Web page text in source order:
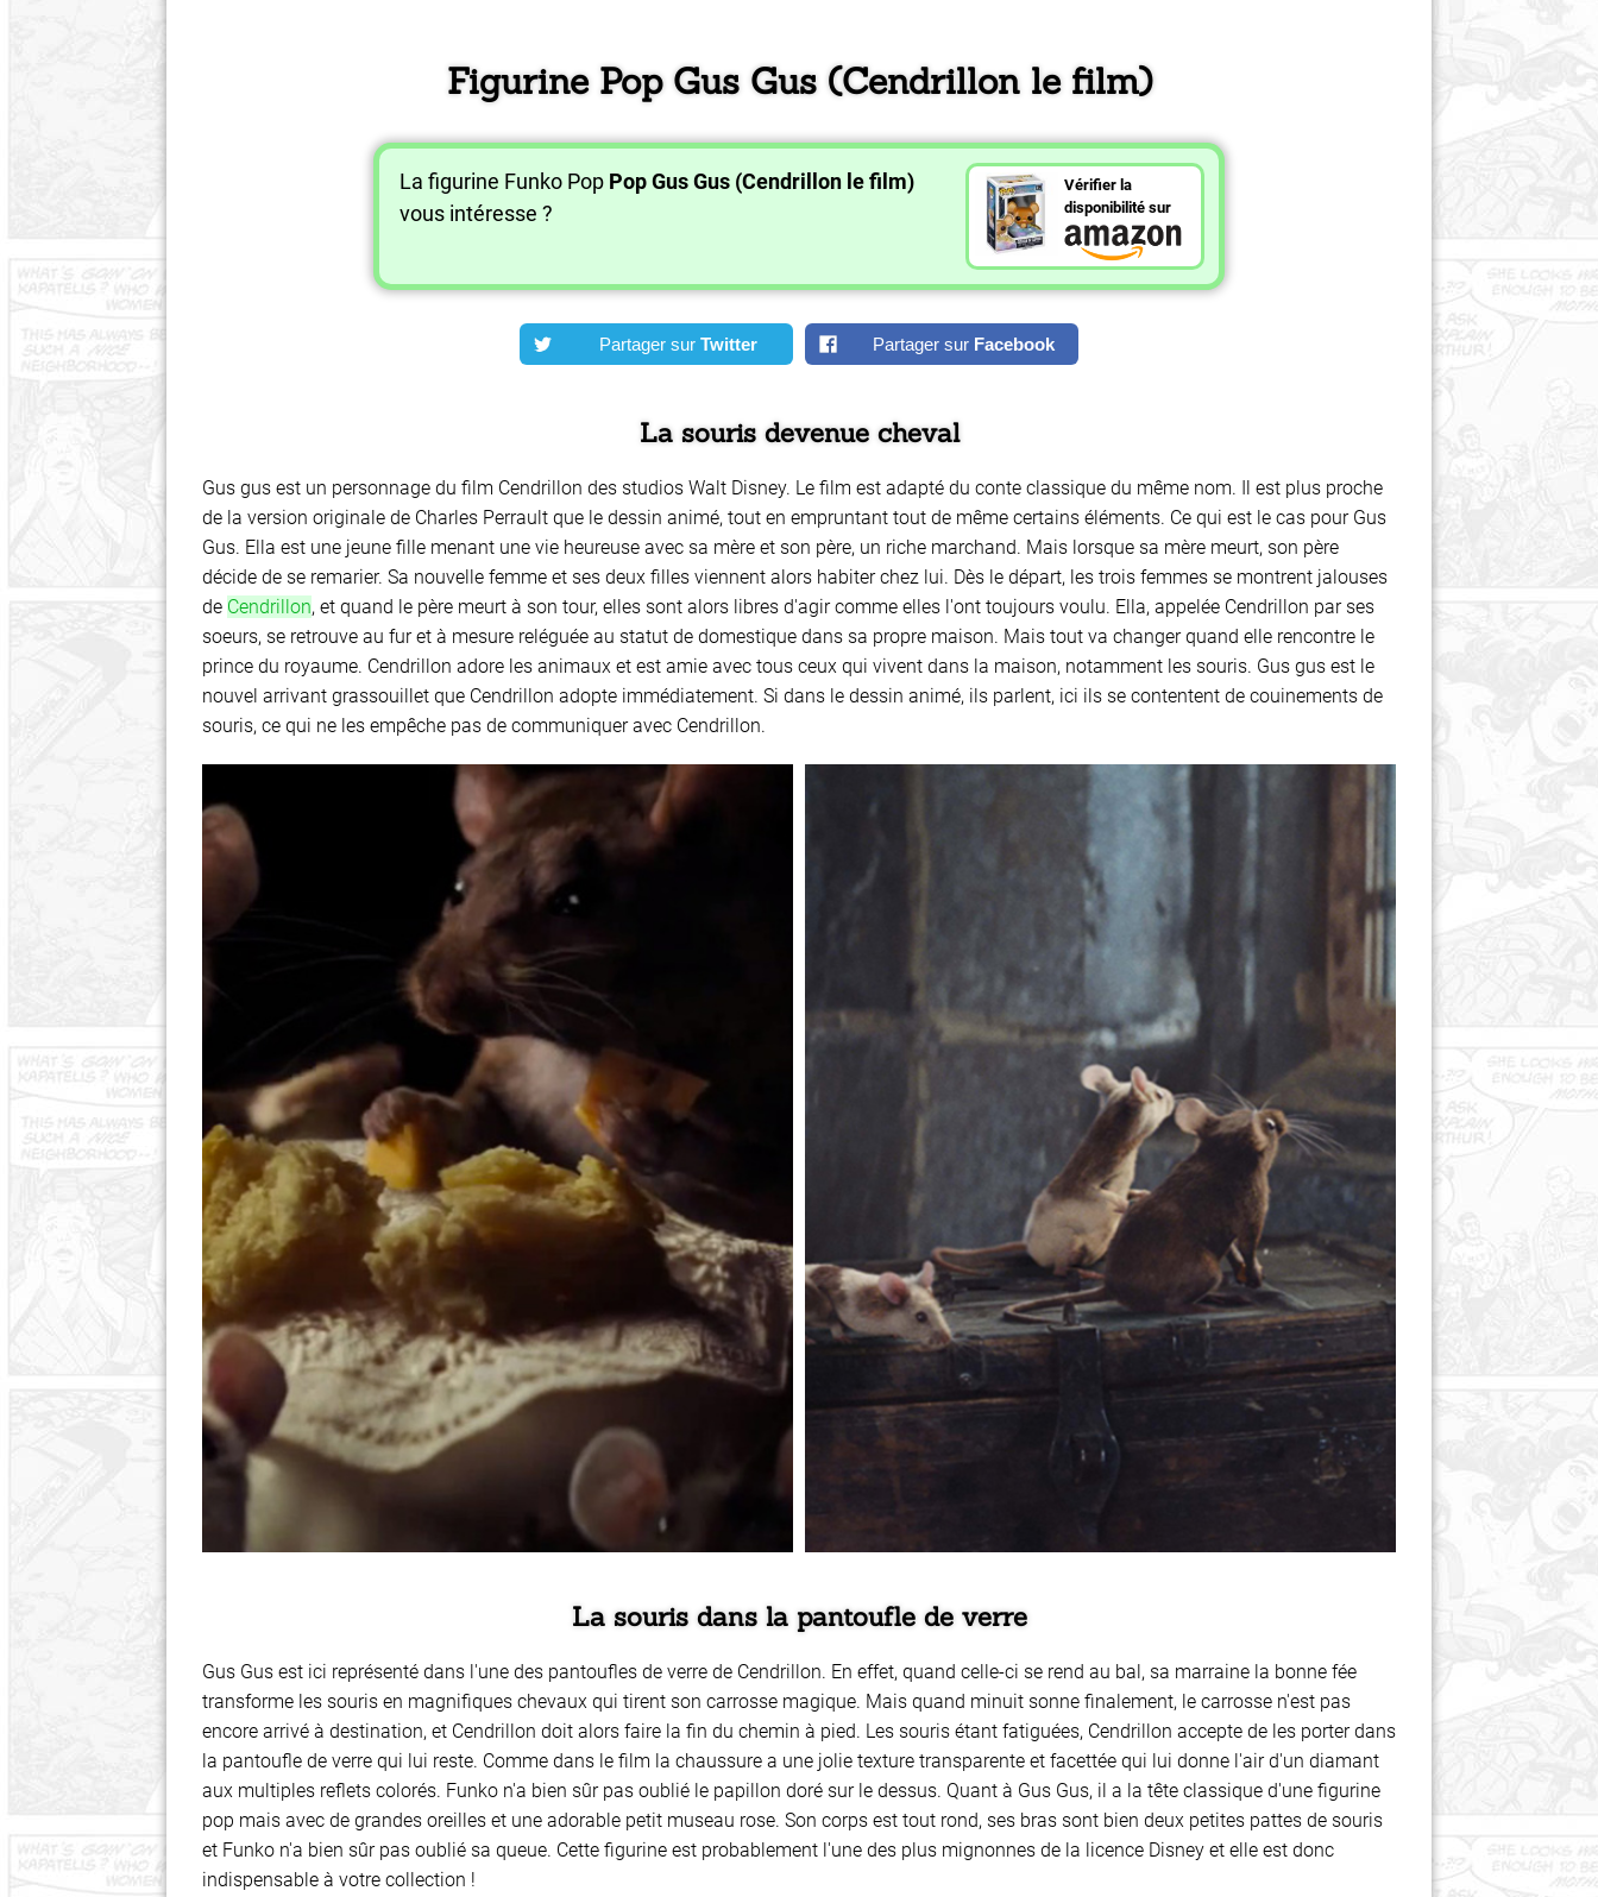
Figurine Pop Gus Gus (Cendrillon le film)
La figurine Funko Pop Pop Gus Gus (Cendrillon le film)
vous intéresse ?
Vérifier la
disponibilité sur
Partager sur Twitter Partager sur Facebook
La souris devenue cheval
Gus gus est un personnage du film Cendrillon des studios Walt Disney. Le film est adapté du conte classique du même nom. Il est plus proche
de la version originale de Charles Perrault que le dessin animé, tout en empruntant tout de même certains éléments. Ce qui est le cas pour Gus
Gus. Ella est une jeune fille menant une vie heureuse avec sa mère et son père, un riche marchand. Mais lorsque sa mère meurt, son père
décide de se remarier. Sa nouvelle femme et ses deux filles viennent alors habiter chez lui. Dès le départ, les trois femmes se montrent jalouses
de Cendrillon, et quand le père meurt à son tour, elles sont alors libres d'agir comme elles l'ont toujours voulu. Ella, appelée Cendrillon par ses
soeurs, se retrouve au fur et à mesure reléguée au statut de domestique dans sa propre maison. Mais tout va changer quand elle rencontre le
prince du royaume. Cendrillon adore les animaux et est amie avec tous ceux qui vivent dans la maison, notamment les souris. Gus gus est le
nouvel arrivant grassouillet que Cendrillon adopte immédiatement. Si dans le dessin animé, ils parlent, ici ils se contentent de couinements de
souris, ce qui ne les empêche pas de communiquer avec Cendrillon.
La souris dans la pantoufle de verre
Gus Gus est ici représenté dans l'une des pantoufles de verre de Cendrillon. En effet, quand celle-ci se rend au bal, sa marraine la bonne fée
transforme les souris en magnifiques chevaux qui tirent son carrosse magique. Mais quand minuit sonne finalement, le carrosse n'est pas
encore arrivé à destination, et Cendrillon doit alors faire la fin du chemin à pied. Les souris étant fatiguées, Cendrillon accepte de les porter dans
la pantoufle de verre qui lui reste. Comme dans le film la chaussure a une jolie texture transparente et facettée qui lui donne l'air d'un diamant
aux multiples reflets colorés. Funko n'a bien sûr pas oublié le papillon doré sur le dessus. Quant à Gus Gus, il a la tête classique d'une figurine
pop mais avec de grandes oreilles et une adorable petit museau rose. Son corps est tout rond, ses bras sont bien deux petites pattes de souris
et Funko n'a bien sûr pas oublié sa queue. Cette figurine est probablement l'une des plus mignonnes de la licence Disney et elle est donc
indispensable à votre collection !